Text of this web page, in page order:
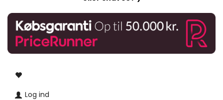
Log ind